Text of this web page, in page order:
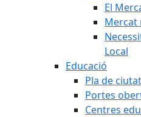
El
Mercat
Local
Educació
Pla de
Portes
Centres